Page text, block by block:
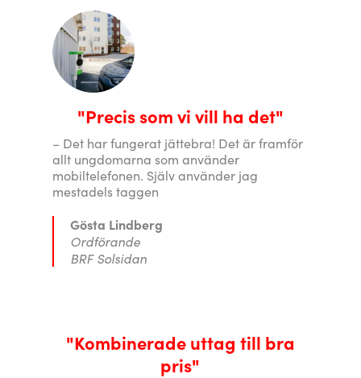
"Precis som vi vill ha det"
– Det har fungerat jättebra! Det är framför
allt ungdomarna som använder
mobiltelefonen. Själv använder jag
mestadels taggen
Gösta Lindberg
Ordförande
BRF Solsidan
"Kombinerade uttag till bra
pris"